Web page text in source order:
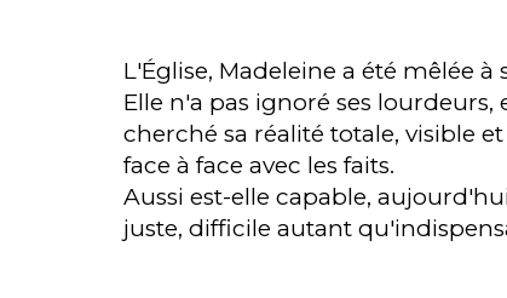
L'Église, Madeleine a été mêlée à
Elle n'a pas ignoré ses
cherché sa réalité totale, visible
face à face avec les faits.
Aussi est-elle capable,
juste, difficile autant